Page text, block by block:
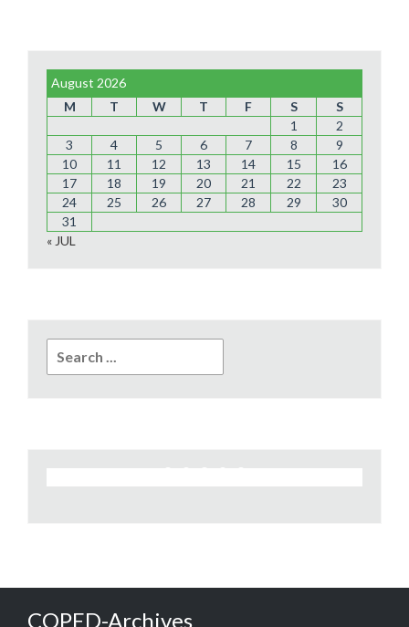
August 2026
M
T W T F S
S
1
2
3
4 5 6 7 8
9
10
11 12 13 14 15
16
17
18 19 20 21 22
23
24
25 26 27 28 29
30
31
« JUL
for:
COPED-Archives